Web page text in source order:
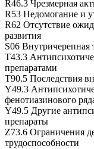
R46.3 Чрезмерная
R53 Недомогание и
R62 Отсутствие
развития
S06 Внутричерепная
T43.3
препаратами
T90.5 Последствия
Y49.3
фенотиазинового
Y49.5 Другие
препараты
Z73.6 Ограничения
трудоспособности